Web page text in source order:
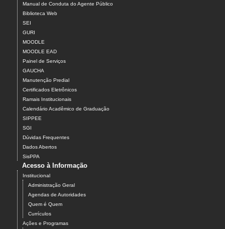
Manual de Conduta do Agente Público
Biblioteca Web
SEI
GURI
MOODLE
MOODLE EAD
Painel de Serviços
GAUCHA
Manutenção Predial
Certificados Eletrônicos
Ramais Institucionais
Calendário Acadêmico de Graduação
SIPPEE
SGI
Dúvidas Frequentes
Dados Abertos
SisPPA
Acesso à Informação
Institucional
Administração Geral
Agendas de Autoridades
Quem é Quem
Currículos
Ações e Programas